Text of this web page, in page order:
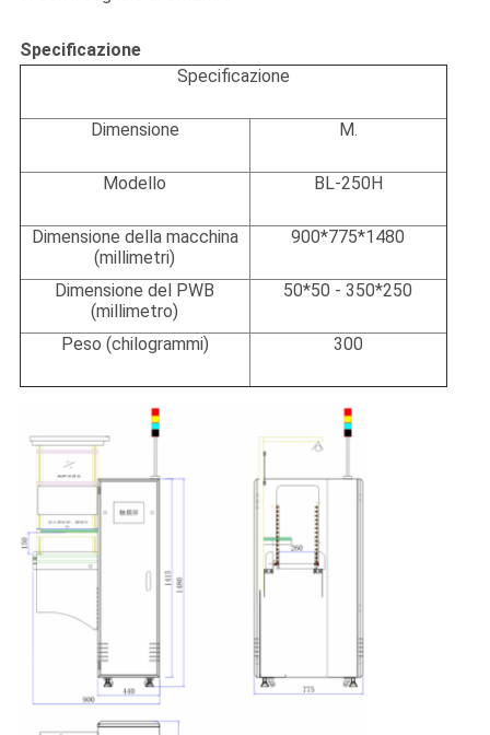
Specificazione
Specificazione
Dimensione M.
Modello BL-250H
Dimensione della macchina
(millimetri)
900*775*1480
Dimensione del PWB
(millimetro)
50*50 - 350*250
Peso (chilogrammi) 300